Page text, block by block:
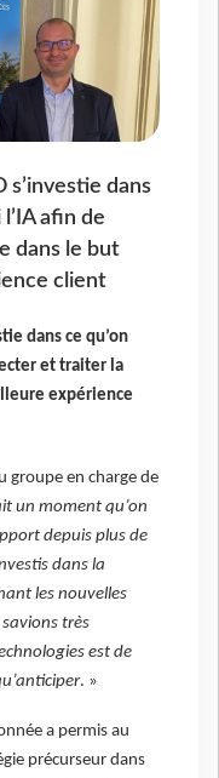
s’investie dans
afin de
dans le but
client
dans ce qu’on
et traiter la
expérience
groupe en charge de
un moment qu’on
depuis plus de
dans la
les nouvelles
très
est de
. »
a permis au
précurseur dans